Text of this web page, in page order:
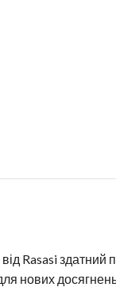
Rasasi здатний
нових